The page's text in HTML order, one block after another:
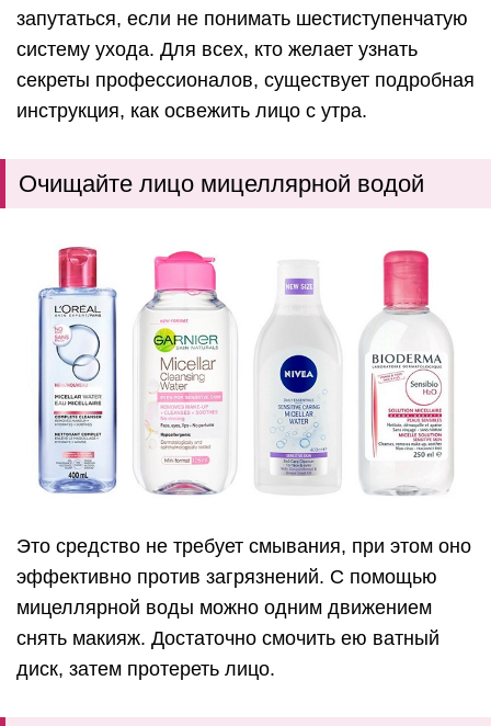
запутаться, если не понимать шестиступенчатую
систему ухода. Для всех, кто желает узнать
секреты профессионалов, существует подробная
инструкция, как освежить лицо с утра.
Очищайте лицо мицеллярной водой
Это средство не требует смывания, при этом оно
эффективно против загрязнений. С помощью
мицеллярной воды можно одним движением
снять макияж. Достаточно смочить ею ватный
диск, затем протереть лицо.